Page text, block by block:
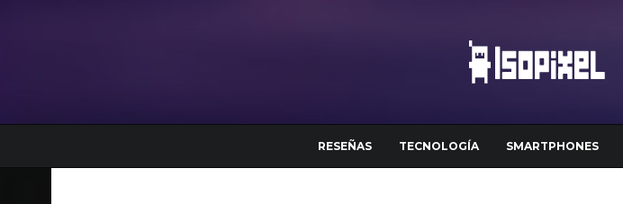
RESEÑAS TECNOLOGÍA SMARTPHONES